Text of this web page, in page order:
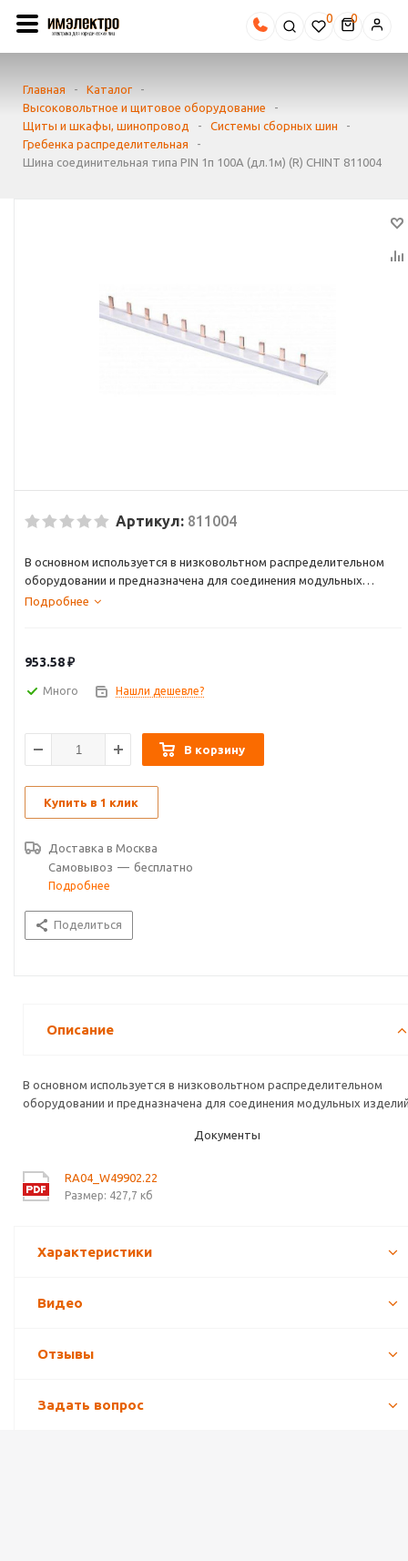
0
Главная - Каталог
-
Высоковольтное и щитовое оборудование
-
Щиты и шкафы, шинопровод
- Системы сборных шин
-
Гребенка распределительная
-
Шина соединительная типа PIN 1п 100А (дл.1м) (R) CHINT 811004
Артикул: 811004
В основном используется в низковольтном распределительном
оборудовании и предназначена для соединения модульных
изделий.
Подробнее
953.58₽
Много Нашли дешевле?
В корзину
Купить в 1 клик
Доставка в Москва
Самовывоз — бесплатно
Подробнее
Поделиться
Описание
В основном используется в низковольтном распределительном
оборудовании и предназначена для соединения модульных
Документы
RA04_W49902.22
Размер: 427,7 кб
Характеристики
Видео
Отзывы
Задать вопрос